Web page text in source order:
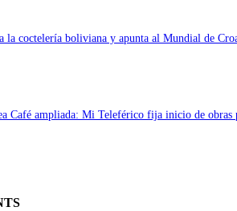
la coctelería boliviana y apunta al Mundial de
Café ampliada: Mi Teleférico fija inicio de obras